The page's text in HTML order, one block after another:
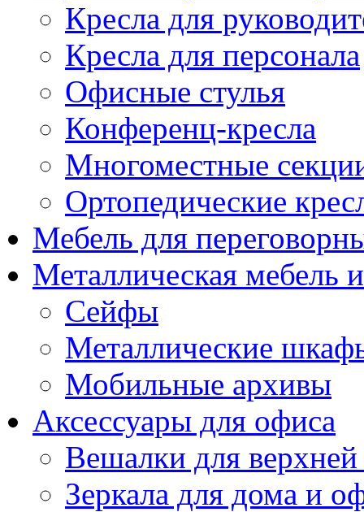
Кресла для
Кресла для персонала
Офисные стулья
Конференц-кресла
Многоместные
Ортопедические
Мебель для
Металлическая мебель
Сейфы
Металлические
Мобильные архивы
Аксессуары для офиса
Вешалки для
Зеркала для дома и